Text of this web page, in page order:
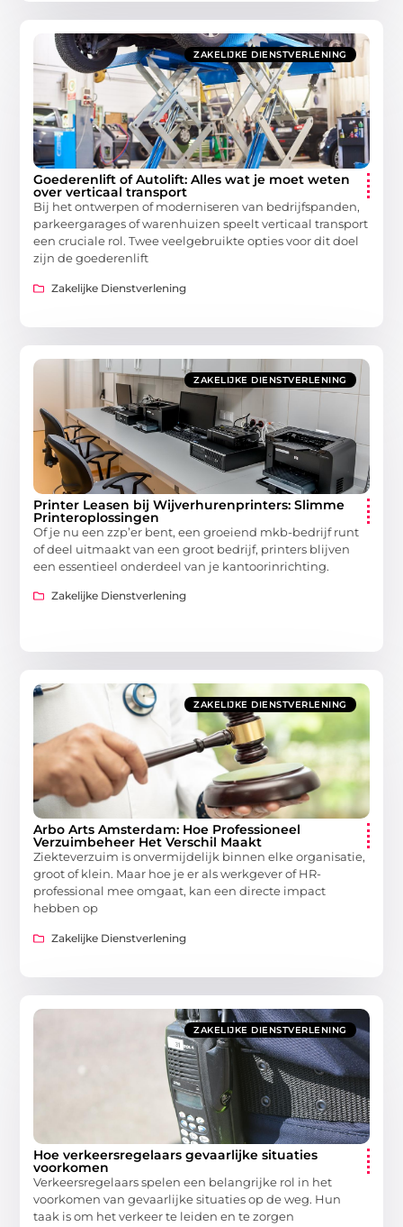
ZAKELIJKE DIENSTVERLENING
Goederenlift of Autolift: Alles wat je moet weten
over verticaal transport
Bij het ontwerpen of moderniseren van bedrijfspanden,
parkeergarages of warenhuizen speelt verticaal transport
een cruciale rol. Twee veelgebruikte opties voor dit doel
zijn de goederenlift
Zakelijke Dienstverlening
ZAKELIJKE DIENSTVERLENING
Printer Leasen bij Wijverhurenprinters: Slimme
Printeroplossingen
Of je nu een zzp’er bent, een groeiend mkb-bedrijf runt
of deel uitmaakt van een groot bedrijf, printers blijven
een essentieel onderdeel van je kantoorinrichting.
Zakelijke Dienstverlening
ZAKELIJKE DIENSTVERLENING
Arbo Arts Amsterdam: Hoe Professioneel
Verzuimbeheer Het Verschil Maakt
Ziekteverzuim is onvermijdelijk binnen elke organisatie,
groot of klein. Maar hoe je er als werkgever of HR-
professional mee omgaat, kan een directe impact
hebben op
Zakelijke Dienstverlening
ZAKELIJKE DIENSTVERLENING
Hoe verkeersregelaars gevaarlijke situaties
voorkomen
Verkeersregelaars spelen een belangrijke rol in het
voorkomen van gevaarlijke situaties op de weg. Hun
taak is om het verkeer te leiden en te zorgen